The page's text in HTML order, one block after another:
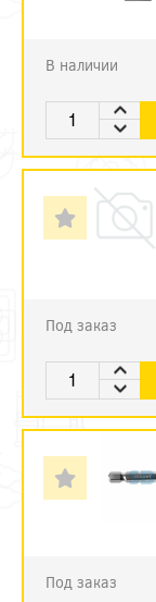
В наличии
Под заказ
Под заказ